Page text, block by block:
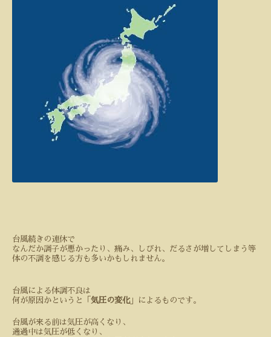
台風続きの連休で
なんだか調子が悪かったり、痛み、しびれ、だるさが増してしまう等
体の不調を感じる方も多いかもしれません。
台風による体調不良は
何が原因かというと「 気圧の変化 」によるものです。
台風が来る前は気圧が高くなり、
通過中は気圧が低くなり、